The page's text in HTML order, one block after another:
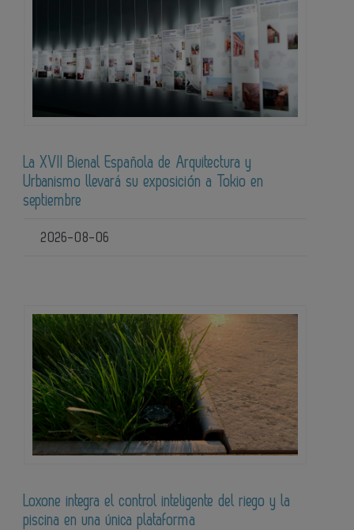
La XVII Bienal Española de Arquitectura y
Urbanismo llevará su exposición a Tokio en
septiembre
2026-08-06
Loxone integra el control inteligente del riego y la
piscina en una única plataforma